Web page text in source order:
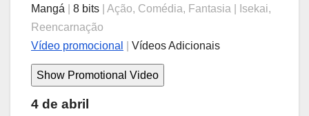
Mangá 8 bits
| Ação, Comédia, Fantasia | Isekai,
Reencarnação
Vídeo promocional
Vídeos Adicionais
4 de abril